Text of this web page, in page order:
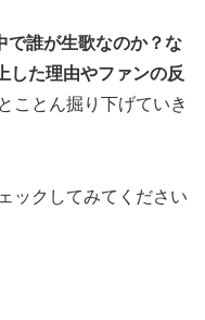
で誰が生歌なのか？な
した理由やファンの反
ことん掘り下げていき
ックしてみてください